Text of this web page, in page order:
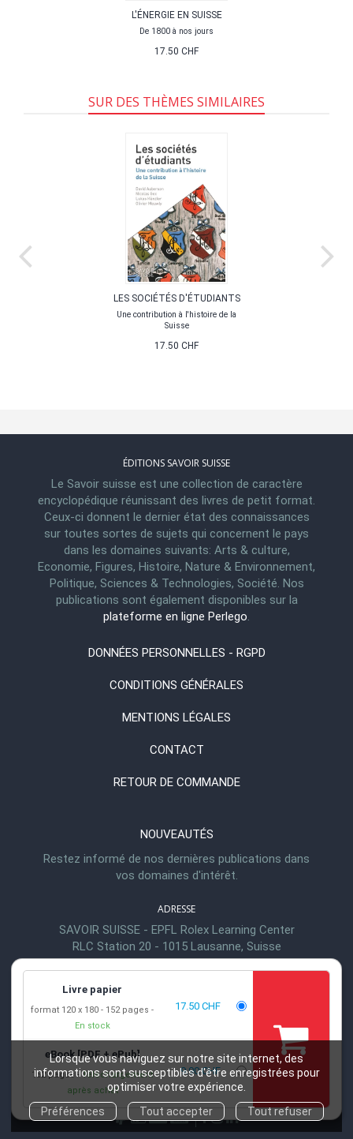
Lorsque vous naviguez sur notre site internet, des
informations sont susceptibles d'être enregistrées pour
optimiser votre expérience.
Préférences
Tout accepter Tout refuser
Livre papier
format 120 x 180
152 pages
En stock
17.50 CHF
eBook [PDF + ePub]
152 pages Téléchargement
après achat
9.90 CHF
L'ÉNERGIE EN SUISSE
De 1800 à nos jours
17.50 CHF
SUR DES THÈMES SIMILAIRES
LES SOCIÉTÉS D'ÉTUDIANTS
Une contribution à l'histoire de la
Suisse
17.50 CHF
ÉDITIONS SAVOIR SUISSE
Le Savoir suisse est une collection de caractère
encyclopédique réunissant des livres de petit format.
Ceux-ci donnent le dernier état des connaissances
sur toutes sortes de sujets qui concernent le pays
dans les domaines suivants: Arts & culture,
Economie, Figures, Histoire, Nature & Environnement,
Politique, Sciences & Technologies, Société. Nos
publications sont également disponibles sur la
plateforme en ligne Perlego.
DONNÉES PERSONNELLES - RGPD
CONDITIONS GÉNÉRALES
MENTIONS LÉGALES
CONTACT
RETOUR DE COMMANDE
NOUVEAUTÉS
Restez informé de nos dernières publications dans
vos domaines d'intérêt.
ADRESSE
SAVOIR SUISSE - EPFL Rolex Learning Center
RLC Station 20 - 1015 Lausanne, Suisse
TÉL.
EMAIL
HEURES D'OUVERTURE
Lu-Ve 8h00 - 17h00